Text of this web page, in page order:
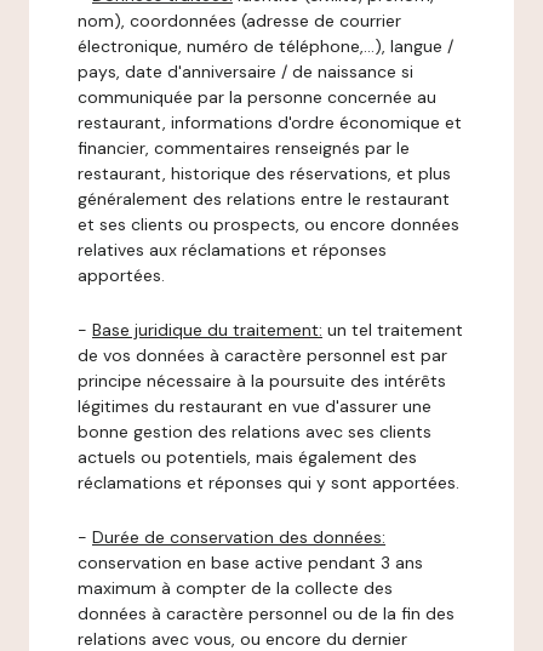
nom), coordonnées (adresse de courrier
électronique, numéro de téléphone,…), langue /
pays, date d'anniversaire / de naissance si
communiquée par la personne concernée au
restaurant, informations d'ordre économique et
financier, commentaires renseignés par le
restaurant, historique des réservations, et plus
généralement des relations entre le restaurant
et ses clients ou prospects, ou encore données
relatives aux réclamations et réponses
apportées.
- Base juridique du traitement: un tel traitement
de vos données à caractère personnel est par
principe nécessaire à la poursuite des intérêts
légitimes du restaurant en vue d'assurer une
bonne gestion des relations avec ses clients
actuels ou potentiels, mais également des
réclamations et réponses qui y sont apportées.
- Durée de conservation des données:
conservation en base active pendant 3 ans
maximum à compter de la collecte des
données à caractère personnel ou de la fin des
relations avec vous, ou encore du dernier